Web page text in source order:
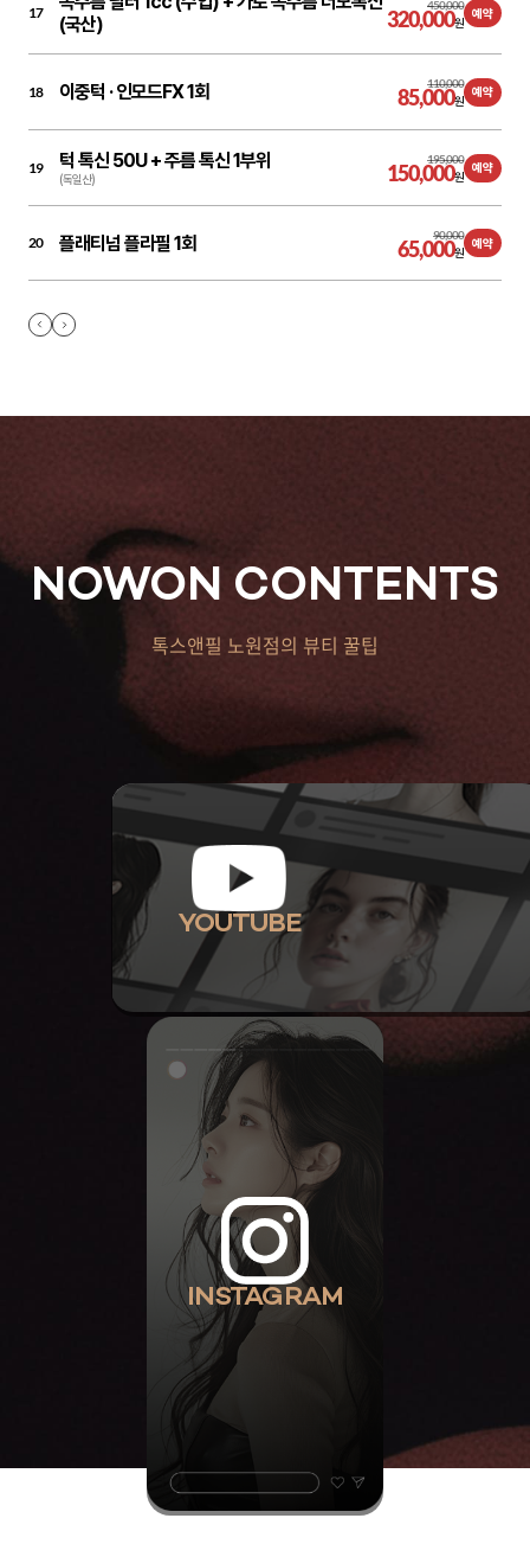
17
(국산)
450,000
320,000원
예약
18 이중턱 ·인모드FX 1회 110,000
85,000원
예약
19 턱 톡신 50U + 주름 톡신 1부위
(독일산)
195,000
150,000원
예약
20 플래티넘 플라필 1회 90,000
65,000원
예약
NOWON CONTENTS
톡스앤필 노원점의 뷰티 꿀팁
YOUTUBE
INSTAGRAM